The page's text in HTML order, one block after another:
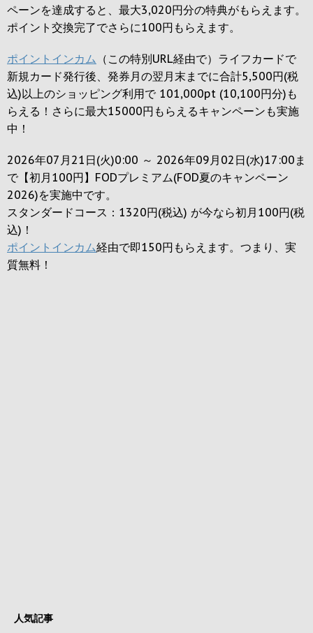
ペーンを達成すると、最大3,020円分の特典がもらえます。
ポイント交換完了でさらに100円 もらえます。
ポイントインカム （この特別URL経由で）ライフカードで
新規カード発行後、発券月の翌月末までに合計5,500円(税
込)以上のショッピング利用で 101,000pt (10,100円分)も
らえる！さらに最大15000円もらえるキャンペーンも実施
中！
2026年07月21日(火)0:00 ～ 2026年09月02日(水)17:00ま
で【初月100円】FODプレミアム(FOD夏のキャンペーン
2026)を実施中です。
スタンダードコース：1320円(税込) が今なら初月100円(税
込)！
ポイントインカム経由で即150円もらえます。つまり、実
質無料！
人気記事